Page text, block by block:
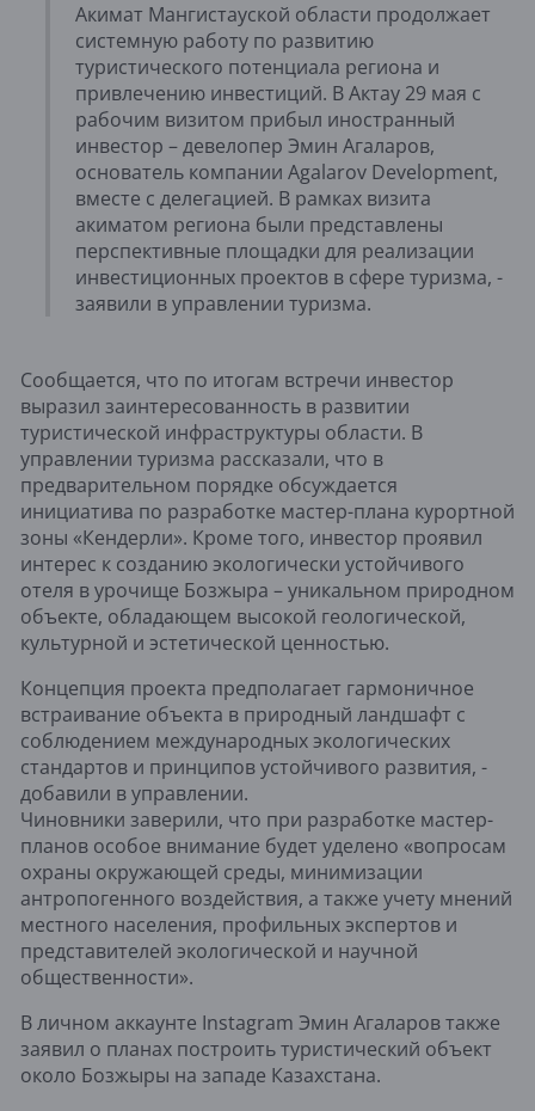
Акимат Мангистауской области продолжает
системную работу по развитию
туристического потенциала региона и
привлечению инвестиций. В Актау 29 мая с
рабочим визитом прибыл иностранный
инвестор – девелопер Эмин Агаларов,
основатель компании Agalarov Development,
вместе с делегацией. В рамках визита
акиматом региона были представлены
перспективные площадки для реализации
инвестиционных проектов в сфере туризма, -
заявили в управлении туризма.
Сообщается, что по итогам встречи инвестор
выразил заинтересованность в развитии
туристической инфраструктуры области. В
управлении туризма рассказали, что в
предварительном порядке обсуждается
инициатива по разработке мастер-плана курортной
зоны «Кендерли». Кроме того, инвестор проявил
интерес к созданию экологически устойчивого
отеля в урочище Бозжыра – уникальном природном
объекте, обладающем высокой геологической,
культурной и эстетической ценностью.
Концепция проекта предполагает гармоничное
встраивание объекта в природный ландшафт с
соблюдением международных экологических
стандартов и принципов устойчивого развития, -
добавили в управлении.
Чиновники заверили, что при разработке мастер-
планов особое внимание будет уделено «вопросам
охраны окружающей среды, минимизации
антропогенного воздействия, а также учету мнений
местного населения, профильных экспертов и
представителей экологической и научной
общественности».
В личном аккаунте Instagram Эмин Агаларов также
заявил о планах построить туристический объект
около Бозжыры на западе Казахстана.